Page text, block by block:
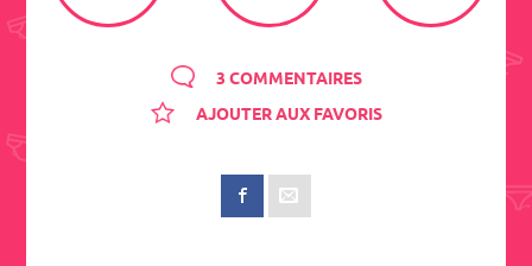
3 COMMENTAIRES
AJOUTER AUX FAVORIS